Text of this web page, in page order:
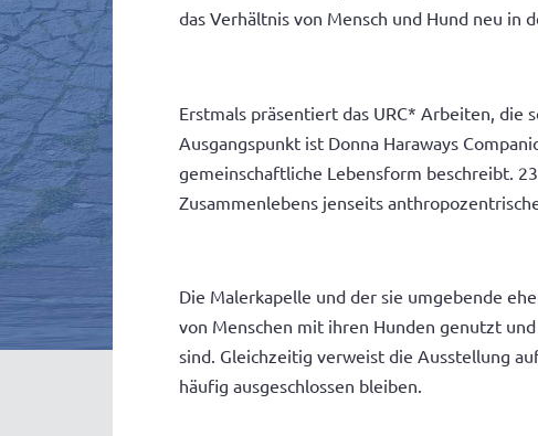
das Verhältnis von Mensch und Hund neu in
Erstmals präsentiert das URC* Arbeiten, die
Ausgangspunkt ist Donna Haraways
gemeinschaftliche Lebensform beschreibt.
Zusammenlebens jenseits
Die Malerkapelle und der sie umgebende
von Menschen mit ihren Hunden genutzt
sind. Gleichzeitig verweist die Ausstellung
häufig ausgeschlossen bleiben.